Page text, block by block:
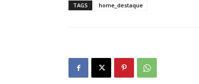
TAGS home_destaque